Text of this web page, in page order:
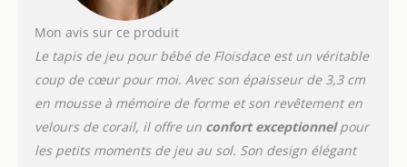
corail est respirante et
confortable, pas de
décoloration, pas de
peluches et respectueux
de la peau de bébé,
créant un havre de paix
confortable pour votre
Mon avis sur ce produit
Le tapis de jeu pour bébé de Floisdace est un véritable
coup de cœur pour moi. Avec son épaisseur de 3,3 cm
en mousse à mémoire de forme et son revêtement en
velours de corail, il offre un confort exceptionnelpour
les petits moments de jeu au sol. Son design élégant